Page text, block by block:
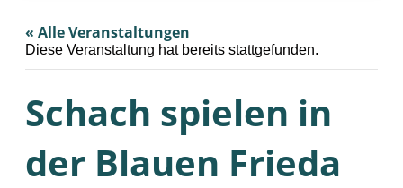
« Alle Veranstaltungen
Diese Veranstaltung hat bereits stattgefunden.
Schach spielen in
der Blauen Frieda